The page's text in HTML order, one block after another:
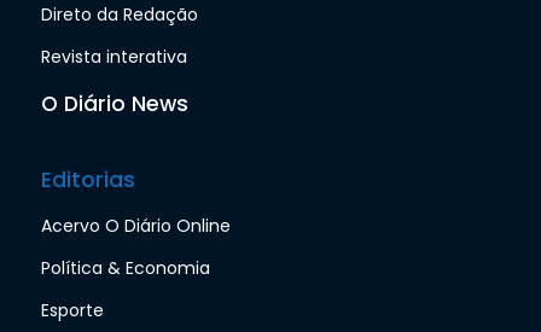
Direto da Redação
Revista interativa
O Diário News
Editorias
Acervo O Diário Online
Política & Economia
Esporte